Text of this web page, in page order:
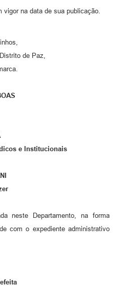
vigor na data de sua publicação.
de Paz,
e Institucionais
neste Departamento, na forma
com o expediente administrativo